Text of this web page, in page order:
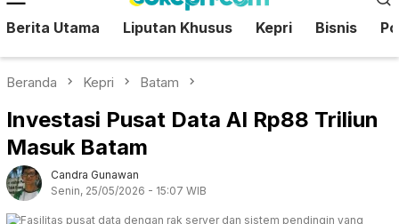
Mobile
Berita Utama Liputan Khusus Kepri Bisnis
Beranda Kepri Batam
Investasi Pusat Data AI Rp88 Triliun
Masuk Batam
Candra Gunawan
Senin, 25/05/2026 - 15:07 WIB